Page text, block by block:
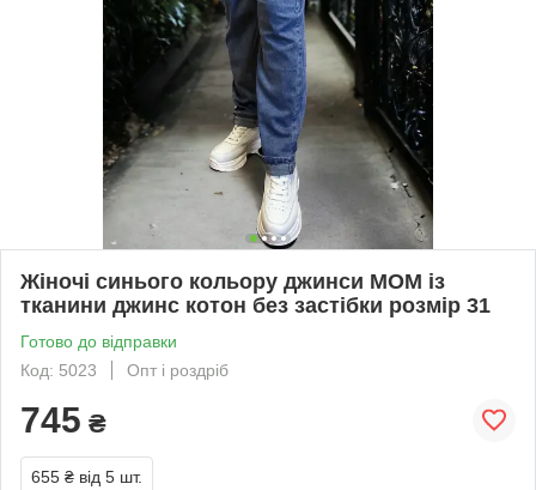
Жіночі синього кольору джинси МОМ із
тканини джинс котон без застібки розмір 31
Готово до відправки
Код: 5023
Опт і роздріб
745 ₴
655 ₴ від 5 шт.